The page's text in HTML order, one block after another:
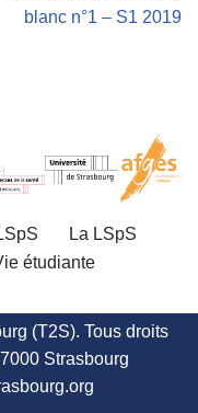
blanc n°1 – S1 2019
La LSpS
étudiante
(T2S). Tous droits
Strasbourg